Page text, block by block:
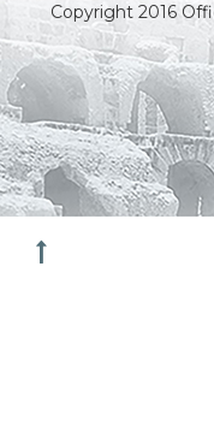
Copyright 2016